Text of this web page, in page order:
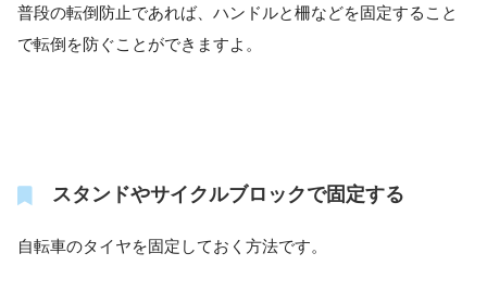
普段の転倒防止であれば、ハンドルと柵などを固定すること
で転倒を防ぐことができますよ。
スタンドやサイクルブロックで固定する
自転車のタイヤを固定しておく方法です。